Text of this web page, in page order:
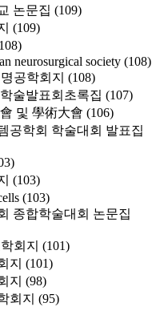
논문집 (109)
(109)
neurosurgical society (108)
공학회지 (108)
술발표회초록집 (107)
및 學術大會 (106)
공학회 학술대회 발표집
(103)
(103)
종합학술대회 논문집
회지 (101)
지 (101)
지 (98)
회지 (95)